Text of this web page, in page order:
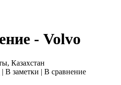
- Volvo
Казахстан
| В заметки | В сравнение